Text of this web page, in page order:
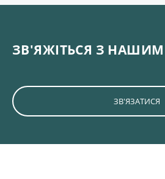
ЗВ'ЯЖІТЬСЯ З
ЗВ'ЯЗАТИСЯ